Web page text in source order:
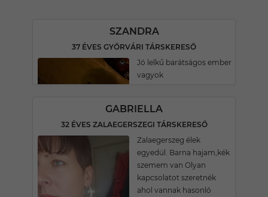
SZANDRA
37 ÉVES GYŐRVÁRI TÁRSKERESŐ
Jó lelkű barátságos ember
vagyok
GABRIELLA
32 ÉVES ZALAEGERSZEGI TÁRSKERESŐ
Zalaegerszeg élek
egyedül. Barna hajam,kék
szemem van Olyan
kapcsolatot szeretnék
ahol vannak hasonló